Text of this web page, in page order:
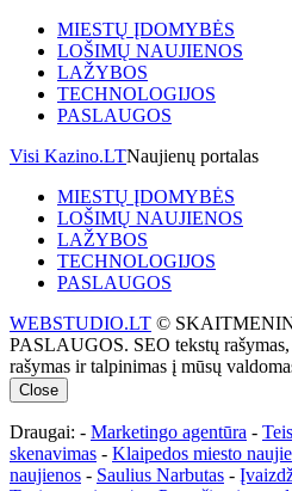
MIESTŲ ĮDOMYBĖS
LOŠIMŲ NAUJIENOS
LAŽYBOS
TECHNOLOGIJOS
PASLAUGOS
Visi Kazino.LTNaujienų portalas
MIESTŲ ĮDOMYBĖS
LOŠIMŲ NAUJIENOS
LAŽYBOS
TECHNOLOGIJOS
PASLAUGOS
WEBSTUDIO.LT ©
PASLAUGOS. SEO tekstų
rašymas ir talpinimas į mūsų
Close
Draugai: - Marketingo agentūra -
skenavimas - Klaipedos miesto
naujienos - Saulius Narbutas -